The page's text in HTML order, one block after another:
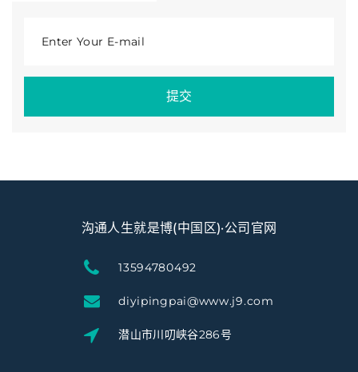
Enter Your E-mail
提交
沟通人生就是博(中国区)·公司官网
13594780492
diyipingpai@www.j9.com
潜山市川叨峡谷286号